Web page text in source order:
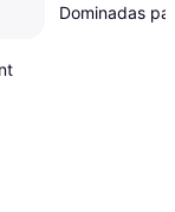
Dominadas